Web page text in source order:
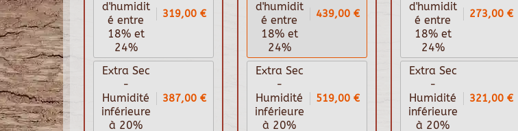
d'humidit
é entre
18% et
24%
319,00 €
Extra Sec
-
Humidité
inférieure
à 20%
387,00 €
d'humidit
é entre
18% et
24%
439,00 €
Extra Sec
-
Humidité
inférieure
à 20%
519,00 €
d'humidit
é entre
18% et
24%
273,00 €
Extra Sec
-
Humidité
inférieure
à 20%
321,00 €